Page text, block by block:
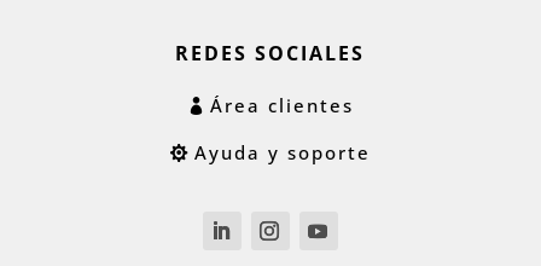
REDES SOCIALES
Área clientes
Ayuda y soporte